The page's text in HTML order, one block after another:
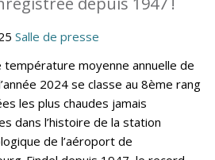
Salle de presse
température moyenne annuelle de
2024 se classe au 8ème rang
les plus chaudes jamais
dans l’histoire de la station
de l’aéroport de